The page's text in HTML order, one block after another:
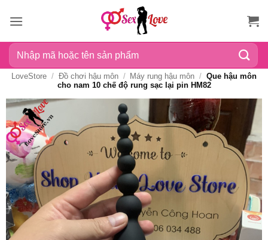
qua
dung
Tìm
kiếm:
LoveStore / Đồ chơi hậu môn / Máy rung hậu môn / Que hậu môn
cho nam 10 chế độ rung sạc lại pin HM82